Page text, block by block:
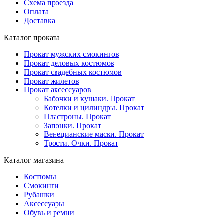
Схема проезда
Оплата
Доставка
Каталог проката
Прокат мужских смокингов
Прокат деловых костюмов
Прокат свадебных костюмов
Прокат жилетов
Прокат аксессуаров
Бабочки и кушаки. Прокат
Котелки и цилиндры. Прокат
Пластроны. Прокат
Запонки. Прокат
Венецианские маски. Прокат
Трости. Очки. Прокат
Каталог магазина
Костюмы
Смокинги
Рубашки
Аксессуары
Обувь и ремни